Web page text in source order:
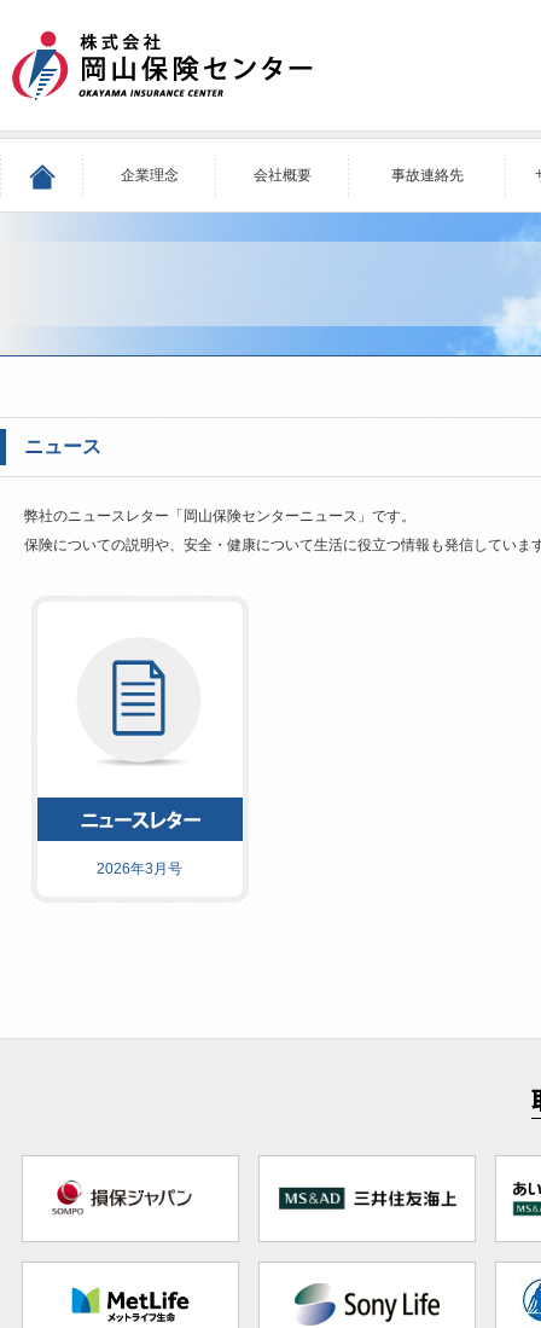
企業理念 会社概要 事故連絡先
ニュース
弊社のニュースレター「岡山保険センターニュース」です。
保険についての説明や、安全・健康について生活に役立つ情報も発信していま
2026年3月号